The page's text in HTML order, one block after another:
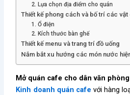
2. Lựa chọn địa điểm cho quán
Thiết kế phong cách và bố trí các
1. Ổ điện
2. Kích thước bàn ghế
Thiết kế menu và trang trí đồ uống
Nắm bắt xu hướng các món nước
Mở quán cafe cho dân văn phòng
Kinh doanh quán cafe với hàng